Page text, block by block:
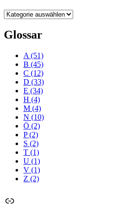
Kategorien
Glossar
A (51)
B (45)
C (12)
D (33)
E (34)
H (4)
M (4)
N (10)
Ö (2)
P(2)
S (2)
T (1)
U (1)
V (1)
Z (2)
Link